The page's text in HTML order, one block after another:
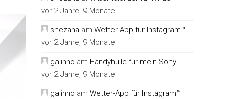
vor 2 Jahre, 9 Monate
snezana am Wetter-App für Instagram™
vor 2 Jahre, 9 Monate
galinho am Handyhülle für mein Sony
vor 2 Jahre, 9 Monate
galinho am Wetter-App für Instagram™